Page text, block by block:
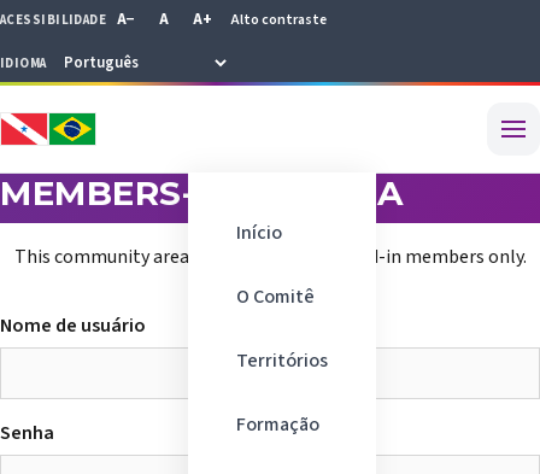
Select Language
▼
ACESSIBILIDADE A− A A+ Alto contraste
IDIOMA
Início
O Comitê
Territórios
Formação
MEMBERS-ONLY AREA
This community area is accessible to logged-in members only.
Nome de usuário
Senha